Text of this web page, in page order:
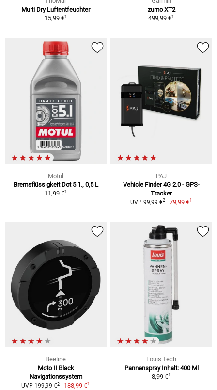
Multi Dry Luftentfeuchter
15,99 €1
zumo XT2
499,99 €1
Motul
Bremsflüssigkeit Dot 5.1., 0,5 L
11,99 €1
PAJ
Vehicle Finder 4G 2.0 - GPS-
Tracker
UVP 99,99 €2 79,99 €1
Beeline
Moto II Black
Navigationssystem
UVP 199,99 €2 188,99 €1
Louis Tech
Pannenspray Inhalt: 400 Ml
8,99 €1